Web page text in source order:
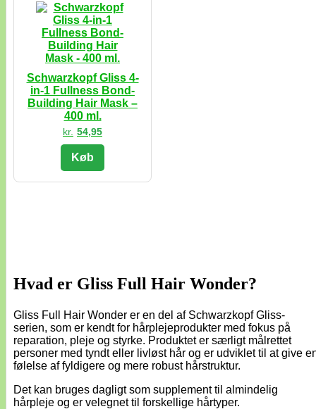
Schwarzkopf Gliss 4-
in-1 Fullness Bond-
Building Hair Mask –
400 ml.
kr. 54,95
Køb
Hvad er Gliss Full Hair Wonder?
Gliss Full Hair Wonder er en del af Schwarzkopf Gliss-
serien, som er kendt for hårplejeprodukter med fokus på
reparation, pleje og styrke. Produktet er særligt målrettet
personer med tyndt eller livløst hår og er udviklet til at give
følelse af fyldigere og mere robust hårstruktur.
Det kan bruges dagligt som supplement til almindelig
hårpleje og er velegnet til forskellige hårtyper.